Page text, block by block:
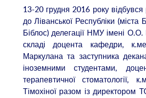
13-20 грудня 2016 року відбувся
до Ліванської Республіки (міста
Біблос) делегації НМУ імені
складі доцента кафедри,
Маркулана та заступника
іноземними студентами,
терапевтичної стоматології,
Тімохіної разом із директором